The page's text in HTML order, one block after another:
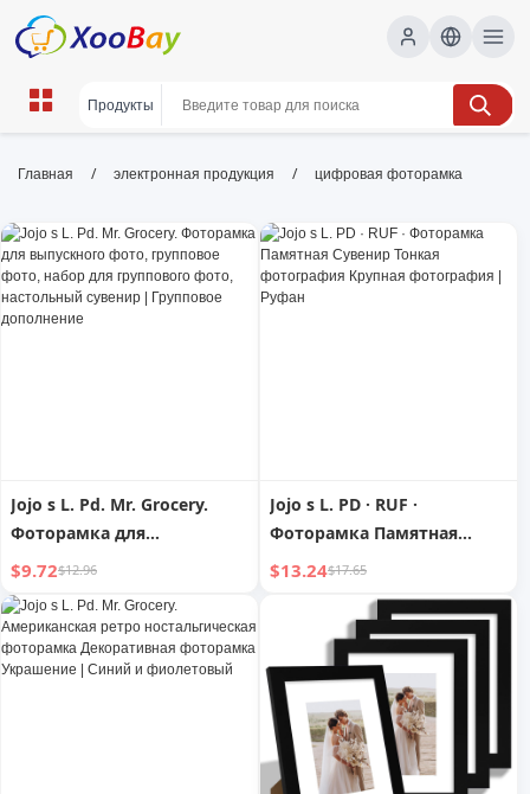
цифровая фоторамка | XOOBAY
цифровая,фоторамка,галерея, wholesale
цифровая фоторамка, XOOBAY
Цифровая фоторамка с ярким дисплеем и простым
управлением для фотоальбомов.
Главная / электронная продукция / цифровая фоторамка
Jojo s L. Pd. Mr. Grocery.
Фоторамка для
выпускного фото,
групповое фото, набор для
группового фото,
настольный сувенир |
Групповое дополнение
$9.72$12.96
Jojo s L. PD · RUF ·
Фоторамка Памятная
Сувенир Тонкая
фотография | Руфан
$13.24$17.65